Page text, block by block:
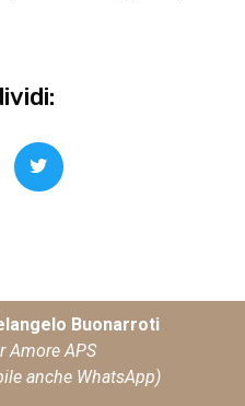
Buonarroti
Amore APS
anche WhatsApp)